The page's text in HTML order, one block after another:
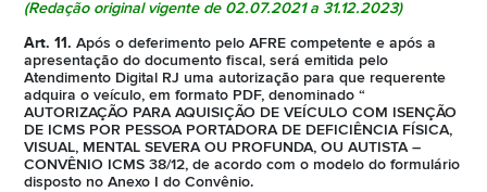
(Redação original vigente de 02.07.2021 a 31.12.2023)
Art. 11. Após o deferimento pelo AFRE competente e após a
apresentação do documento fiscal, será emitida pelo
Atendimento Digital RJ uma autorização para que requerente
adquira o veículo, em formato PDF, denominado “
AUTORIZAÇÃO PARA AQUISIÇÃO DE VEÍCULO COM ISENÇÃO
DE ICMS POR PESSOA PORTADORA DE DEFICIÊNCIA FÍSICA,
VISUAL, MENTAL SEVERA OU PROFUNDA, OU AUTISTA –
CONVÊNIO ICMS 38/12, de acordo com o modelo do formulário
disposto no Anexo I do Convênio.